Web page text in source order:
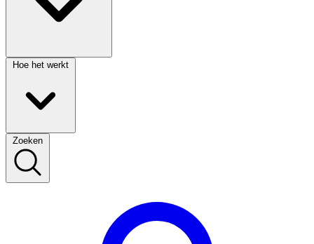
Hoe het werkt
Zoeken